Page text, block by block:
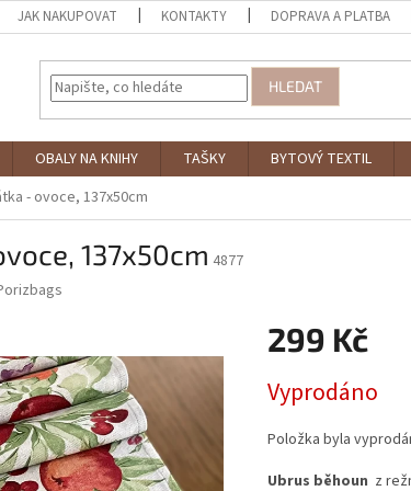
JAK NAKUPOVAT KONTAKTY DOPRAVA A PLATBA
HLEDAT
OBALY NA KNIHY TAŠKY BYTOVÝ TEXTIL
- ovoce, 137x50cm
137x50cm 4877
299 Kč
cena:
Vyprodáno
Položka byla
Ubrus běhoun z